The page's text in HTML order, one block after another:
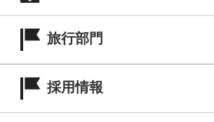
旅行部門
採用情報